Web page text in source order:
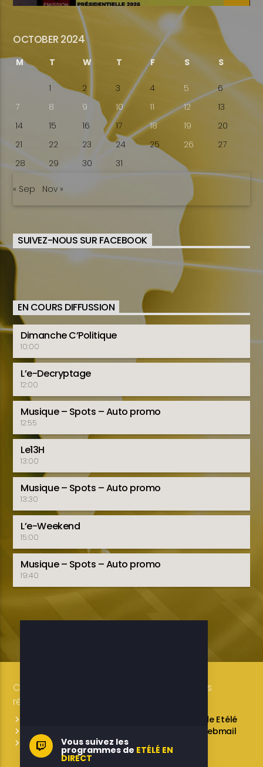
OCTOBER 2024
M T W T F S S
1 2 3 4 5
6
7
8 9 10 11 12
13
14
15 16 17 18 19
20
21
22 23 24 25 26
27
28
29 30 31
« Sep Nov »
SUIVEZ-NOUS SUR FACEBOOK
EN COURS DIFFUSSION
Dimanche C’Politique
10:00
L’e-Decryptage
12:00
Musique – Spots – Auto promo
12:55
Le13H
13:00
Musique – Spots – Auto promo
13:30
L’e-Weekend
15:00
Musique – Spots – Auto promo
19:40
Copyright 2019-2025 ETELE BENIN Tous droits
réservés / Conception: LUXE CONSULTING
L’équipe de Etélé
Service Commercial
Webmail
Contactez-nous
Vous suivez les
programmes de ETÉLÉ EN
DIRECT